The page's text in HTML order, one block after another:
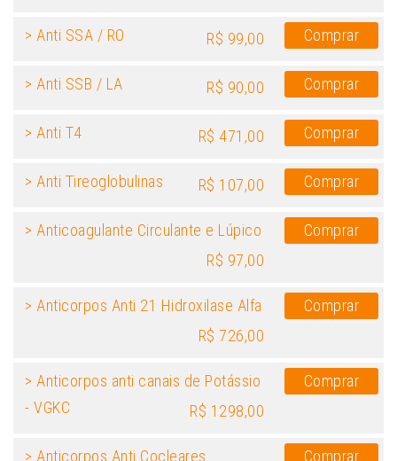
> Anti SSA / RO R$ 99,00 Comprar
> Anti SSB / LA R$ 90,00 Comprar
> Anti T4 R$ 471,00 Comprar
> Anti Tireoglobulinas R$ 107,00 Comprar
> Anticoagulante Circulante e Lúpico
R$ 97,00
Comprar
> Anticorpos Anti 21 Hidroxilase Alfa
R$ 726,00
Comprar
> Anticorpos anti canais de Potássio
- VGKC
R$ 1298,00
Comprar
> Anticorpos Anti Cocleares Comprar